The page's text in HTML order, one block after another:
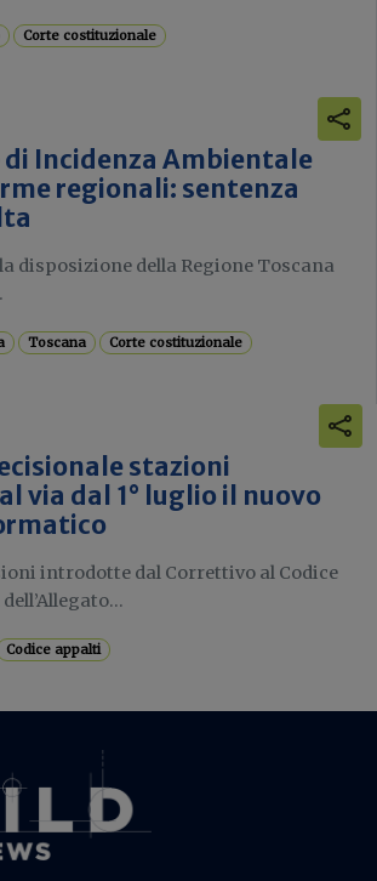
Corte costituzionale
Incidenza Ambientale
regionali: sentenza
disposizione della Regione Toscana
Toscana Corte costituzionale
stazioni
via dal 1° luglio il nuovo
introdotte dal Correttivo al Codice
Codice appalti